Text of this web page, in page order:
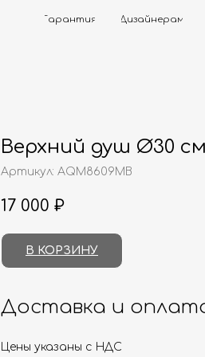
Контакты
Дизайнерам
Верхний душ Ø30
Артикул: AQM8609MB
17 000 ₽
В КОРЗИНУ
Доставка и
Цены указаны с НДС